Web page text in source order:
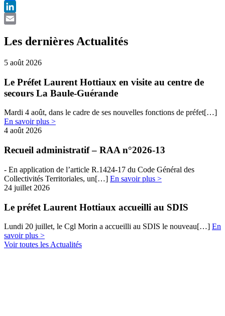
Facebook
LinkedIn
Les dernières Actualités
5 août 2026
Le Préfet Laurent Hottiaux en visite au centre de
secours La Baule-Guérande
Mardi 4 août, dans le cadre de ses nouvelles fonctions de préfet[…]
En savoir plus >
4 août 2026
Recueil administratif – RAA n°2026-13
- En​​ application de l’article R.1424-17 du Code Général des
Collectivités Territoriales, un[…] En savoir plus >
24 juillet 2026
Le préfet Laurent Hottiaux accueilli au SDIS
Lundi 20 juillet, le Cgl Morin a accueilli au SDIS le nouveau[…] En
savoir plus >
Voir toutes les Actualités